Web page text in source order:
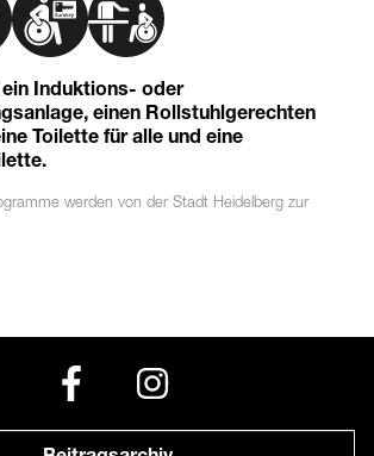
Induktions- oder
einen Rollstuhlgerechten
Toilette für alle und eine
werden von der Stadt Heidelberg zur